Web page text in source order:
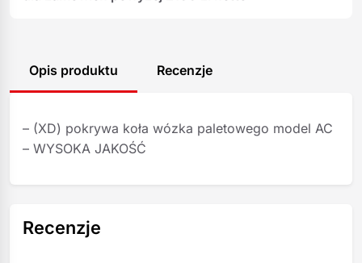
Opis produktu Recenzje
– (XD) pokrywa koła wózka paletowego model AC
– WYSOKA JAKOŚĆ
Recenzje